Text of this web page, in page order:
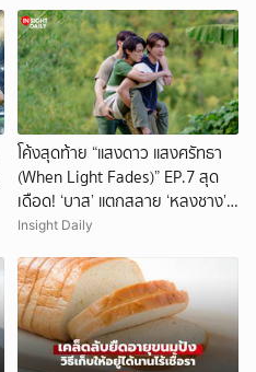
โค้งสุดท้าย “แสงดาว แสงศรัทธา
(When Light Fades)” EP.7 สุด
เดือด! ‘บาส’ แตกสลาย ‘หลงชาง’
หัวใจพังยับ
Insight Daily